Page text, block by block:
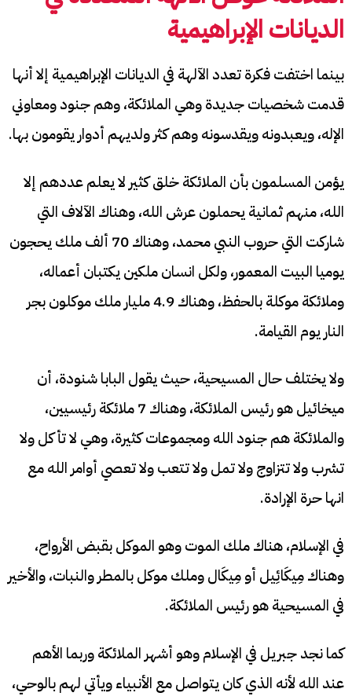
الديانات الإبراهيمية
بينما اختفت فكرة تعدد الآلهة في الديانات الإبراهيمية إلا أنها
قدمت شخصيات جديدة وهي الملائكة، وهم جنود ومعاوني
الإله، ويعبدونه ويقدسونه وهم كثر ولديهم أدوار يقومون بها.
يؤمن المسلمون بأن الملائكة خلق كثير لا يعلم عددهم إلا
الله، منهم ثمانية يحملون عرش الله، وهناك الآلاف التي
شاركت التي حروب النبي محمد، وهناك 70 ألف ملك يحجون
يوميا البيت المعمور، ولكل انسان ملكين يكتبان أعماله،
وملائكة موكلة بالحفظ، وهناك 4.9 مليار ملك موكلون بجر
النار يوم القيامة.
ولا يختلف حال المسيحية، حيث يقول البابا شنودة، أن
ميخائيل هو رئيس الملائكة، وهناك 7 ملائكة رئيسيين،
والملائكة هم جنود الله ومجموعات كثيرة، وهي لا تأكل ولا
تشرب ولا تتزاوج ولا تمل ولا تتعب ولا تعصي أوامر الله مع
انها حرة الإرادة.
في الإسلام، هناك ملك الموت وهو الموكل بقبض الأرواح،
وهناك مِيكَائِيل أو مِيكَال وملك موكل بالمطر والنبات، والأخير
في المسيحية هو رئيس الملائكة.
كما نجد جبريل في الإسلام وهو أشهر الملائكة وربما الأهم
عند الله لأنه الذي كان يتواصل مع الأنبياء ويأتي لهم بالوحي،